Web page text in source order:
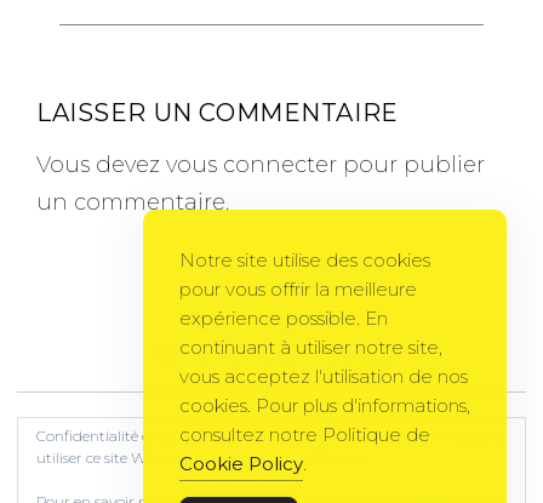
LAISSER UN COMMENTAIRE
Vous devez vous connecter pour publier
un commentaire.
Gema Theme by PixelGrade
Notre site utilise des cookies
pour vous offrir la meilleure
expérience possible. En
continuant à utiliser notre site,
vous acceptez l'utilisation de nos
cookies. Pour plus d'informations,
consultez notre Politique de
Cookie Policy.
Confidentialité et cookies : ce site utilise des cookies. En continuant à
utiliser ce site Web, vous acceptez leur utilisation.